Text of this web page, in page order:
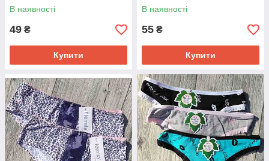
В наявності
49 ₴
Купити
В наявності
55 ₴
Купити